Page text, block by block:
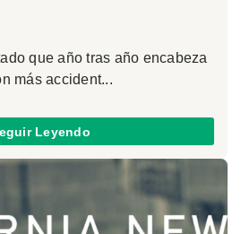
que año tras año encabeza
más accident...
Leyendo